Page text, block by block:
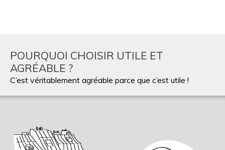
POURQUOI CHOISIR UTILE ET
AGRÉABLE ?
C’est véritablement agréable parce que c’est utile !